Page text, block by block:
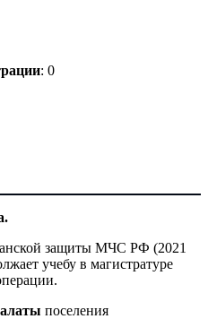
: 0
защиты МЧС РФ (2021
учебу в магистратуре
поселения